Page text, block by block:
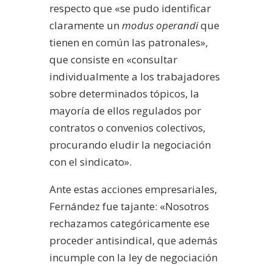
respecto que «se pudo identificar
claramente un modus operandique
tienen en común las patronales»,
que consiste en «consultar
individualmente a los trabajadores
sobre determinados tópicos, la
mayoría de ellos regulados por
contratos o convenios colectivos,
procurando eludir la negociación
con el sindicato».
Ante estas acciones empresariales,
Fernández fue tajante: «Nosotros
rechazamos categóricamente ese
proceder antisindical, que además
incumple con la ley de negociación